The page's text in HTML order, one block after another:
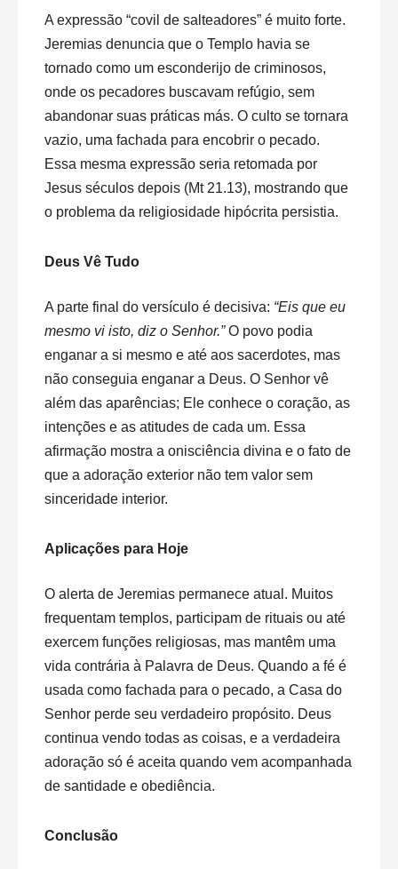
A expressão “covil de salteadores” é muito forte.
Jeremias denuncia que o Templo havia se
tornado como um esconderijo de criminosos,
onde os pecadores buscavam refúgio, sem
abandonar suas práticas más. O culto se tornara
vazio, uma fachada para encobrir o pecado.
Essa mesma expressão seria retomada por
Jesus séculos depois (Mt 21.13), mostrando que
o problema da religiosidade hipócrita persistia.
Deus Vê Tudo
A parte final do versículo é decisiva: “Eis que eu
mesmo vi isto, diz o Senhor.”O povo podia
enganar a si mesmo e até aos sacerdotes, mas
não conseguia enganar a Deus. O Senhor vê
além das aparências; Ele conhece o coração, as
intenções e as atitudes de cada um. Essa
afirmação mostra a onisciência divina e o fato de
que a adoração exterior não tem valor sem
sinceridade interior.
Aplicações para Hoje
O alerta de Jeremias permanece atual. Muitos
frequentam templos, participam de rituais ou até
exercem funções religiosas, mas mantêm uma
vida contrária à Palavra de Deus. Quando a fé é
usada como fachada para o pecado, a Casa do
Senhor perde seu verdadeiro propósito. Deus
continua vendo todas as coisas, e a verdadeira
adoração só é aceita quando vem acompanhada
de santidade e obediência.
Conclusão